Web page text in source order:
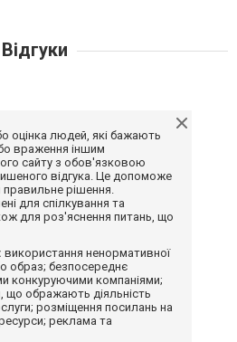
Відгуки
оцінка людей, які бажають
враження іншим
сайту з обов'язковою
відгука. Це допоможе
рішення.
для спілкування та
для роз'яснення питань, що
використання ненормативної
образ; безпосереднє
конкуруючими компаніями;
що ображають діяльність
розміщення посилань на
реклама та